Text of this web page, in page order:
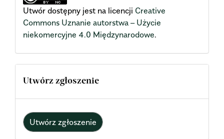
Utwór dostępny jest na licencji Creative
Commons Uznanie autorstwa – Użycie
niekomercyjne 4.0 Międzynarodowe.
Utwórz zgłoszenie
Utwórz zgłoszenie